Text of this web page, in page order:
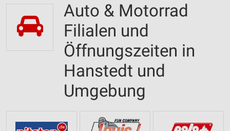
Auto & Motorrad
Filialen und
Öffnungszeiten in
Hanstedt und
Umgebung